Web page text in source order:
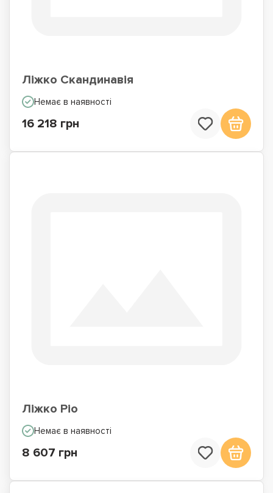
Ліжко Скандинавія
Немає в наявності
16 218 грн
Ліжко Ріо
Немає в наявності
8 607 грн